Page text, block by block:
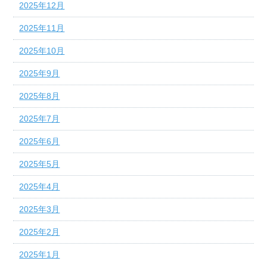
2025年12月
2025年11月
2025年10月
2025年9月
2025年8月
2025年7月
2025年6月
2025年5月
2025年4月
2025年3月
2025年2月
2025年1月